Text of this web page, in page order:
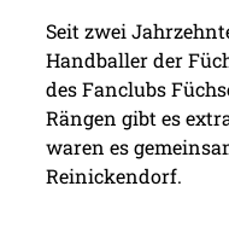
Seit zwei
Handballer der
des Fanclubs
Rängen gibt es
waren es
Reinickendorf.